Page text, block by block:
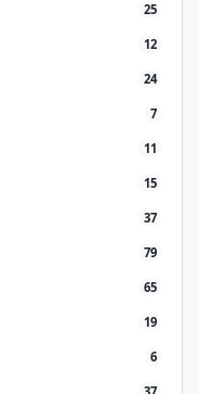
25
12
24
7
11
15
37
79
65
19
6